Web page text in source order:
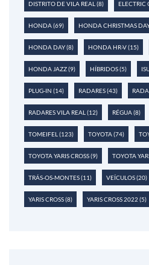
DISTRITO DE VILA REAL (8) ELECTRIC
HONDA(69) HONDA CHRISTMAS
HONDA DAY(8) HONDA HR-V(15)
HONDA JAZZ(9) HÍBRIDOS(5)
PLUG-IN (14) RADARES(43)
RADARES VILA REAL (12) RÉGUA(8)
TOMEIFEL (123) TOYOTA(74)
TOYOTA YARIS CROSS(9) TOYOTA
TRÁS-OS-MONTES(11) VEÍCULOS(20)
YARIS CROSS(8) YARIS CROSS 2022 (5)